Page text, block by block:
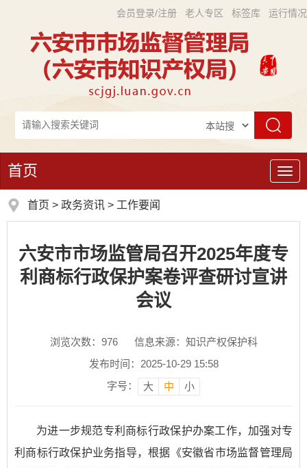
会员登录/注册 老人专区 标签库 运行情况
导
航
首页
首页 > 政务资讯 > 工作要闻
六安市市场监管局召开2025年度专
利商标行政保护案卷评查研讨宣讲
会议
浏览次数： 976
信息来源：知识产权保护科
发布时间：2025-10-29 15:58
字号：
大 中 小
为进一步规范专利商标行政保护办案工作，加强对专
利商标行政保护业务指导，根据《安徽省市场监督管理局